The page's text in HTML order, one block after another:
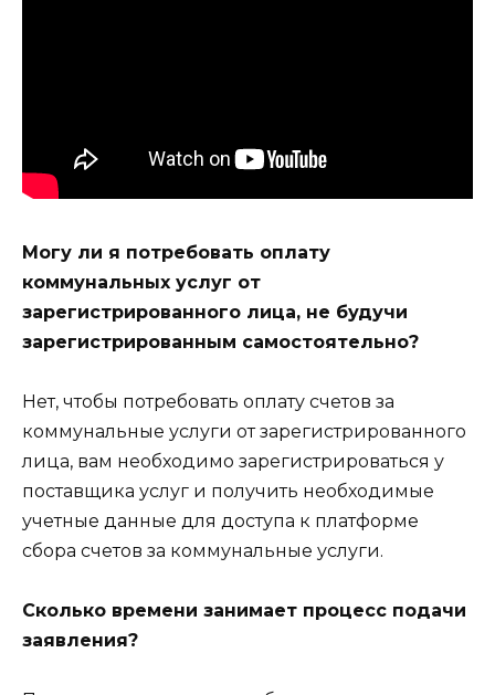
Могу ли я потребовать оплату
коммунальных услуг от
зарегистрированного лица, не будучи
зарегистрированным самостоятельно?
Нет, чтобы потребовать оплату счетов за
коммунальные услуги от зарегистрированного
лица, вам необходимо зарегистрироваться у
поставщика услуг и получить необходимые
учетные данные для доступа к платформе
сбора счетов за коммунальные услуги.
Сколько времени занимает процесс подачи
заявления?